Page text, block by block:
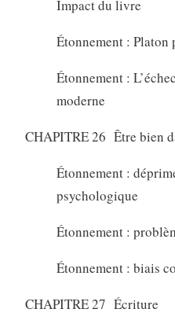
Impact du livre
Étonnement : Platon
Étonnement :
moderne
CHAPITRE 26 Être bien
Étonnement :
psychologique
Étonnement :
Étonnement : biais
CHAPITRE 27 Écriture